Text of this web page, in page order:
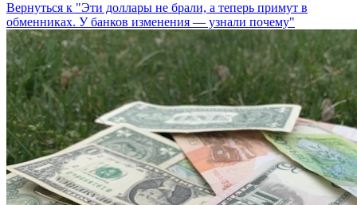
Вернуться к "Эти доллары не брали, а теперь примут в
обменниках. У банков изменения — узнали почему"